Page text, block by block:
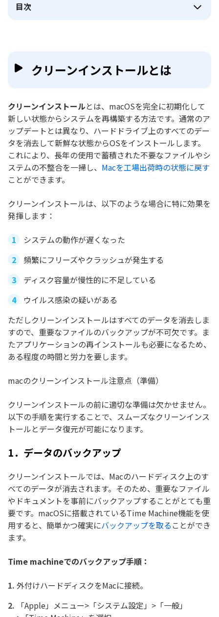
目次
クリーンインストールとは
クリーンインストールとは、macOSを完全に初期化して
新しい状態からシステムを再構築する方法です。通常のア
ップデートとは異なり、ハードドライブ上のすべてのデー
タを消去して新鮮な状態からOSをインストールします。
これにより、長年の使用で蓄積された不要なファイルやシ
ステムの不整合を一掃し、 Macを工場出荷時の状態に戻す
ことができます。
クリーンインストールは、以下のような場合に特に効果を
発揮します：
システムの動作が遅くなった
頻繁にフリーズやクラッシュが発生する
ディスク容量が慢性的に不足している
ウイルス感染の疑いがある
ただしクリーンインストールはすべてのデータを消去しま
すので、重要なファイルのバックアップが不可欠です。ま
たアプリケーションの再インストールも必要になるため、
ある程度の時間と労力を要します。
macのクリーンインストール注意点（準備）
クリーンインストールの前に適切な準備は欠かせません。
以下の手順を実行することで、スムーズなクリーンインス
トールとデータ復元が可能になります。
1．データのバックアップ
クリーンインストールでは、Macのハードディスク上のす
べてのデータが消去されます。そのため、重要なファイル
やドキュメントを事前にバックアップすることがとても重
要です。macOSに搭載されているTime Machine機能を使
用すると、簡単かつ確実にバックアップを取る ことができ
ます。
Time machineでのバックアップ手順：
外付けハードディスクをMacに接続。
「Apple」メニュー>「システム設定」>「一般」